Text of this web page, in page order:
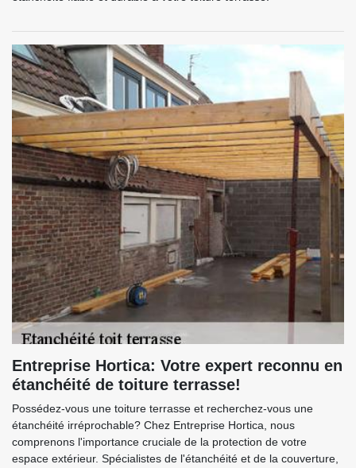
Entreprise Hortica: Votre expert reconnu en
étanchéité de toiture terrasse!
Possédez-vous une toiture terrasse et recherchez-vous une
étanchéité irréprochable? Chez Entreprise Hortica, nous
comprenons l'importance cruciale de la protection de votre
espace extérieur. Spécialistes de l'étanchéité et de la couverture,